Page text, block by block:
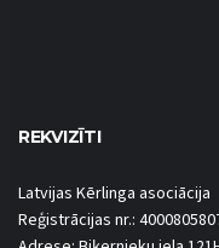
REKVIZĪTI
Latvijas Kērlinga asociācija
Reģistrācijas nr.: